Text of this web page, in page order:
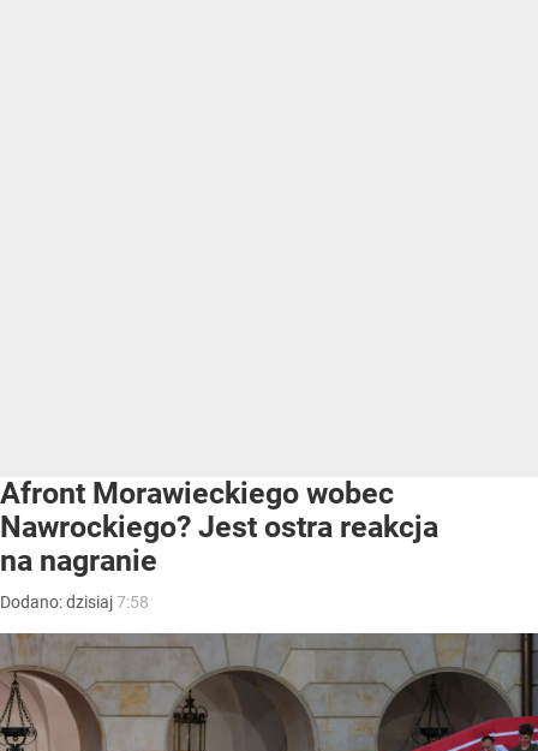
Afront Morawieckiego wobec
Nawrockiego? Jest ostra reakcja
na nagranie
Dodano:dzisiaj7:58